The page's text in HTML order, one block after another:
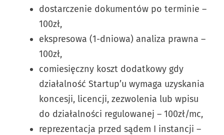
dostarczenie dokumentów po terminie –
100zł,
ekspresowa (1-dniowa) analiza prawna –
100zł,
comiesięczny koszt dodatkowy gdy
działalność Startup’u wymaga uzyskania
koncesji, licencji, zezwolenia lub wpisu
do działalności regulowanej – 100zł/mc,
reprezentacja przed sądem I instancji –